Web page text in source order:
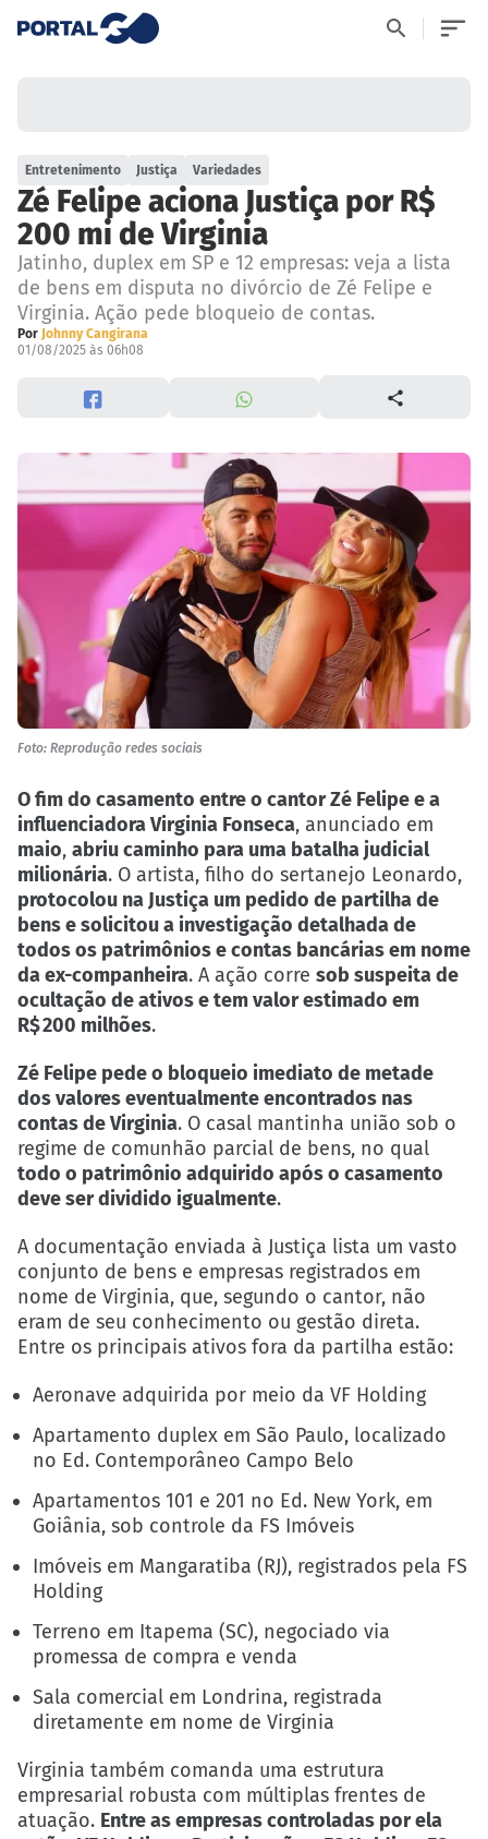
Entretenimento Justiça Variedades
Zé Felipe aciona Justiça por R$
200 mi de Virginia
Jatinho, duplex em SP e 12 empresas: veja a lista
de bens em disputa no divórcio de Zé Felipe e
Virginia. Ação pede bloqueio de contas.
Por Johnny Cangirana
01/08/2025 às 06h08
Foto: Reprodução redes sociais
O fim do casamento entre o cantor Zé Felipe e a
influenciadora Virginia Fonseca, anunciado em
maio, abriu caminho para uma batalha judicial
milionária. O artista, filho do sertanejo Leonardo,
protocolou na Justiça um pedido de partilha de
bens e solicitou a investigação detalhada de
todos os patrimônios e contas bancárias em nome
da ex-companheira. A ação corre sob suspeita de
ocultação de ativos e tem valor estimado em
R$ 200 milhões.
Zé Felipe pede o bloqueio imediato de metade
dos valores eventualmente encontrados nas
contas de Virginia. O casal mantinha união sob o
regime de comunhão parcial de bens, no qual
todo o patrimônio adquirido após o casamento
deve ser dividido igualmente.
A documentação enviada à Justiça lista um vasto
conjunto de bens e empresas registrados em
nome de Virginia, que, segundo o cantor, não
eram de seu conhecimento ou gestão direta.
Entre os principais ativos fora da partilha estão:
Aeronave adquirida por meio da VF Holding
Apartamento duplex em São Paulo, localizado
no Ed. Contemporâneo Campo Belo
Apartamentos 101 e 201 no Ed. New York, em
Goiânia, sob controle da FS Imóveis
Imóveis em Mangaratiba (RJ), registrados pela FS
Holding
Terreno em Itapema (SC), negociado via
promessa de compra e venda
Sala comercial em Londrina, registrada
diretamente em nome de Virginia
Virginia também comanda uma estrutura
empresarial robusta com múltiplas frentes de
atuação. Entre as empresas controladas por ela